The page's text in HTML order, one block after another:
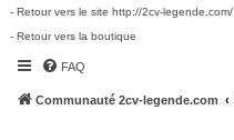
- Retour vers le site http://2cv-legende.com/
- Retour vers la boutique
FAQ
Communauté 2cv-legende.com